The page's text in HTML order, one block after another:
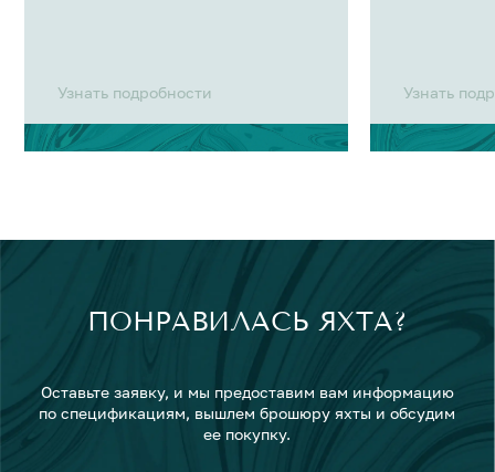
Узнать подробности Узнать
ПОНРАВИЛАСЬ ЯХТА?
Оставьте заявку, и мы предоставим вам информацию
по спецификациям, вышлем брошюру яхты и обсудим
ее покупку.